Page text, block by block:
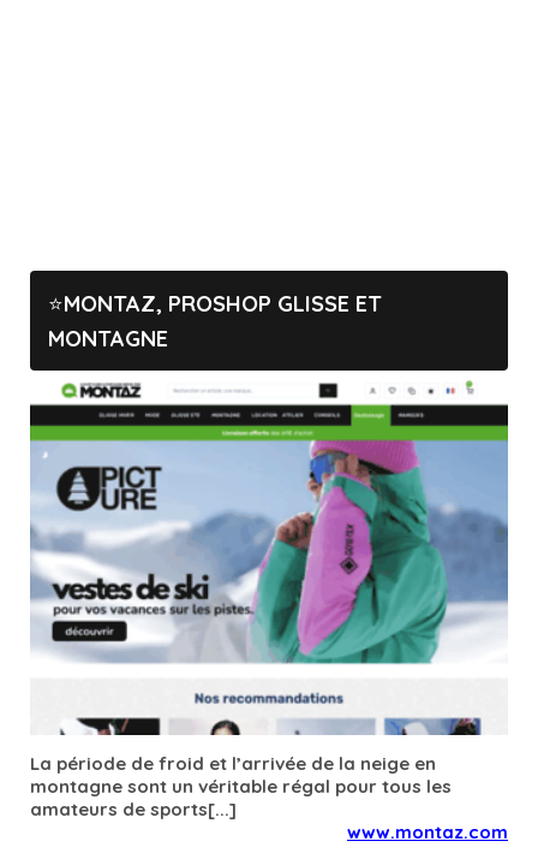
MONTAZ, PROSHOP GLISSE ET
MONTAGNE
La période de froid et l’arrivée de la neige en
montagne sont un véritable régal pour tous les
amateurs de sports[...]
www.montaz.com